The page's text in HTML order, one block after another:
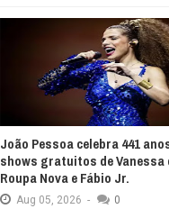
João Pessoa celebra 441
shows gratuitos de Vanessa
Roupa Nova e Fábio Jr.
Aug 05, 2026 - 0